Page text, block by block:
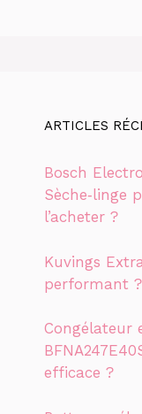
ARTICLES
Bosch
Sèche‑linge
l’acheter ?
Kuvings
performant ?
Congélateur
efficace ?